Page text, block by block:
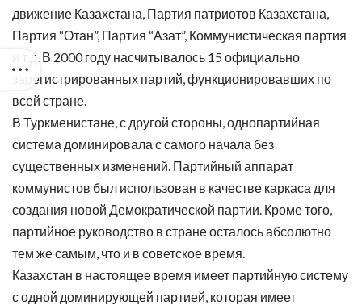
движение Казахстана, Партия патриотов Казахстана,
Партия “Отан”, Партия “Азат”, Коммунистическая партия
и т.д. В 2000 году насчитывалось 15 официально
зарегистрированных партий, функционировавших по
всей стране.
В Туркменистане, с другой стороны, однопартийная
система доминировала с самого начала без
существенных изменений. Партийный аппарат
коммунистов был использован в качестве каркаса для
создания новой Демократической партии. Кроме того,
партийное руководство в стране осталось абсолютно
тем же самым, что и в советское время.
Казахстан в настоящее время имеет партийную систему
с одной доминирующей партией, которая имеет